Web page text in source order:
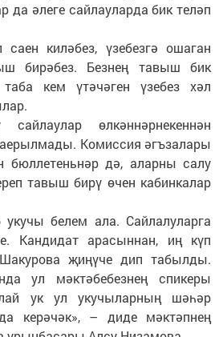
да әлеге сайлауларда бик теләп
саен киләбез, үзебезгә ошаган
бирәбез. Безнең тавыш бик
кем үтәчәген үзебез хәл
өлкәннәрнекеннән
Комиссия әгъзалары
бюллетеньнәр дә, аларны салу
тавыш бирү өчен кабинкалар
белем ала. Сайлалуларга
Кандидат арасыннан, иң күп
җиңүче дип табылды.
ул мәктәбебезнең спикеры
ук ул укучыларның шәһәр
керәчәк», – диде мәктәпнең